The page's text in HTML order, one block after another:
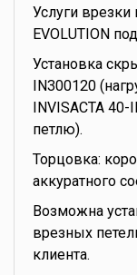
Услуги врезки
EVOLUTION
Установка
IN300120
INVISACTA 40-
петлю).
Торцовка:
аккуратного
Возможна
врезных
клиента.